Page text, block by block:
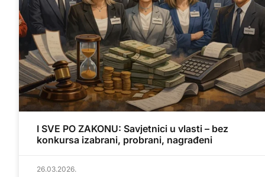
I SVE PO ZAKONU: Savjetnici u vlasti – bez
konkursa izabrani, probrani, nagrađeni
26.03.2026.